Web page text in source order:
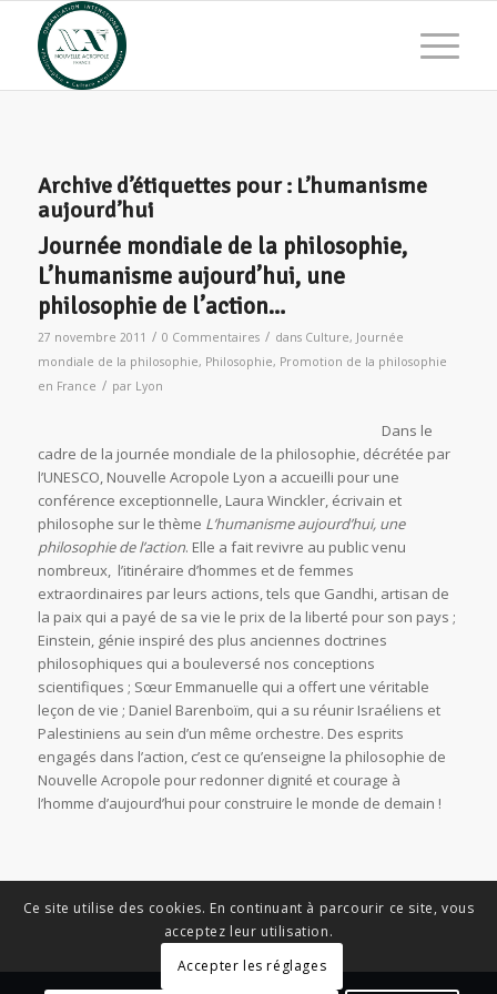
Archive d’étiquettes pour : L’humanisme
aujourd’hui
Journée mondiale de la philosophie,
L’humanisme aujourd’hui, une
philosophie de l’action…
27 novembre 2011 / 0 Commentaires / dans Culture, Journée
mondiale de la philosophie, Philosophie, Promotion de la philosophie
en France / par Lyon
Dans le
cadre de la journée mondiale de la philosophie, décrétée par
l’UNESCO, Nouvelle Acropole Lyon a accueilli pour une
conférence exceptionnelle, Laura Winckler, écrivain et
philosophe sur le thème L’humanisme aujourd’hui, une
philosophie de l’action. Elle a fait revivre au public venu
nombreux, l’itinéraire d’hommes et de femmes
extraordinaires par leurs actions, tels que Gandhi, artisan de
la paix qui a payé de sa vie le prix de la liberté pour son pays ;
Einstein, génie inspiré des plus anciennes doctrines
philosophiques qui a bouleversé nos conceptions
scientifiques ; Sœur Emmanuelle qui a offert une véritable
leçon de vie ; Daniel Barenboïm, qui a su réunir Israéliens et
Palestiniens au sein d’un même orchestre. Des esprits
engagés dans l’action, c’est ce qu’enseigne la philosophie de
Nouvelle Acropole pour redonner dignité et courage à
l’homme d’aujourd’hui pour construire le monde de demain !
Ce site utilise des cookies. En continuant à parcourir ce site, vous
acceptez leur utilisation.
Accepter les réglages